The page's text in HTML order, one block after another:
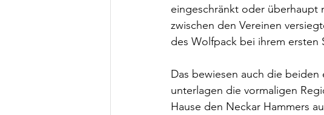
eingeschränkt oder überhaupt
zwischen den Vereinen
des Wolfpack bei ihrem ersten
Das bewiesen auch die
unterlagen die vormaligen
Hause den Neckar Hammers